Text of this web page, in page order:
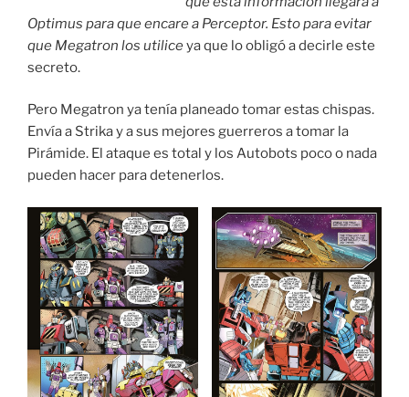
Optimus para que encare a Perceptor. Esto para evitar
que Megatron los utiliceya que lo obligó a decirle este
secreto.
Pero Megatron ya tenía planeado tomar estas chispas.
Envía a Strika y a sus mejores guerreros a tomar la
Pirámide. El ataque es total y los Autobots poco o nada
pueden hacer para detenerlos.